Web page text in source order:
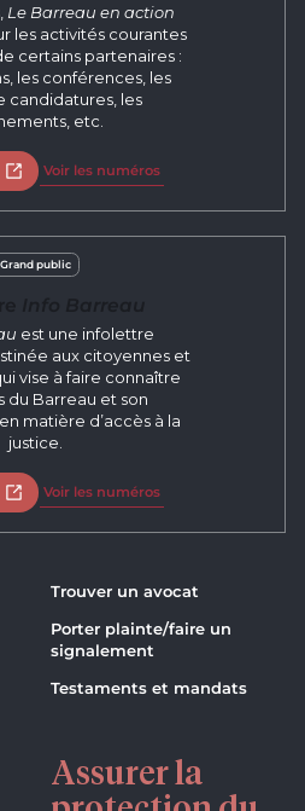
Le Barreau en action
les activités courantes
certains partenaires :
les conférences, les
candidatures, les
etc.
Ouvrir dans un nouvel onglet
Voir les numéros
Grand public
est une infolettre
aux citoyennes et
vise à faire connaître
du Barreau et son
matière d’accès à la
justice.
Ouvrir dans un nouvel onglet
Voir les numéros
Trouver un avocat
Porter plainte/faire un
signalement
Testaments et mandats
Assurer la